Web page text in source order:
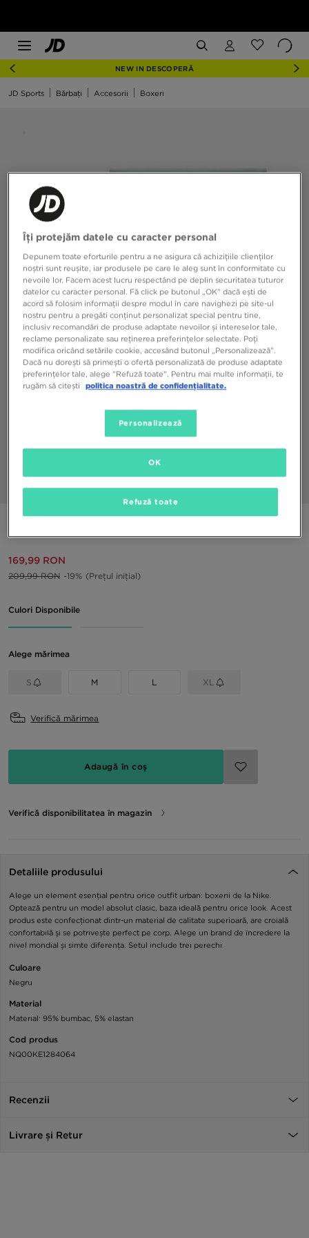
NEW IN DESCOPERĂ
JD Sports Bărbați Accesorii Boxeri
169,99 RON
209,99 RON -19% (Prețul inițial)
Culori Disponibile
Alege mărimea
S M L XL
Verifică mărimea
Adaugă în coș
Verifică disponibilitatea în magazin
Detaliile produsului
Alege un element esențial pentru orice outfit urban: boxerii de la Nike.
Optează pentru un model absolut clasic, baza ideală pentru orice look. Acest
produs este confecționat dintr-un material de calitate superioară, are croială
confortabilă și se potrivește perfect pe corp. Alege un brand de încredere la
nivel mondial și simte diferența. Setul include trei perechi.
Culoare
Negru
Material
Material: 95% bumbac, 5% elastan
Cod produs
NQ00KE1284064
Recenzii
Livrare și Retur
Îți protejăm datele cu caracter personal
Depunem toate eforturile pentru a ne asigura că achizițiile clienților
noștri sunt reușite, iar produsele pe care le aleg sunt în conformitate cu
nevoile lor. Facem acest lucru respectând pe deplin securitatea tuturor
datelor cu caracter personal. Fă click pe butonul „OK” dacă ești de
acord să folosim informații despre modul în care navighezi pe site-ul
nostru pentru a pregăti conținut personalizat special pentru tine,
inclusiv recomandări de produse adaptate nevoilor și intereselor tale,
reclame personalizate sau reținerea preferințelor selectate. Poți
modifica oricând setările cookie, accesând butonul „Personalizează”.
Dacă nu dorești să primești o ofertă personalizată de produse adaptate
preferințelor tale, alege "Refuză toate". Pentru mai multe informații, te
rugăm să citești
politica noastră de confidențialitate.
Personalizează
Refuză toate
OK